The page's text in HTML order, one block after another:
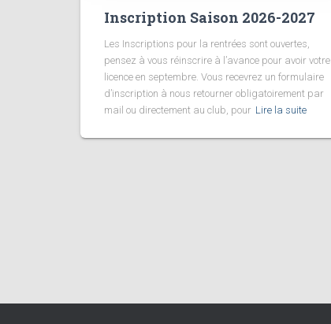
Inscription Saison 2026-2027
Les Inscriptions pour la rentrées sont ouvertes,
pensez à vous réinscrire à l’avance pour avoir votre
licence en septembre. Vous recevrez un formulaire
d’inscription à nous retourner obligatoirement par
mail ou directement au club, pour Lire la suite